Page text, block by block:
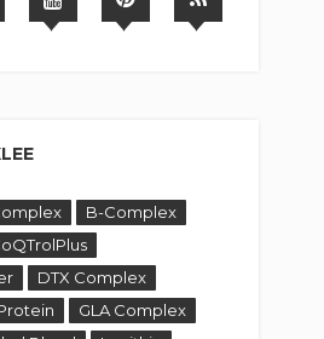
B-Complex
DTX Complex
GLA Complex